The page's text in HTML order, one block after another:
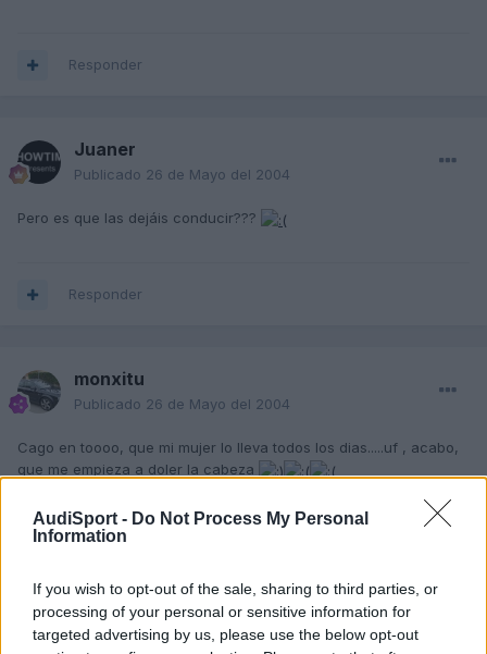
AudiSport - Do Not Process My Personal
Information
If you wish to opt-out of the sale, sharing to third parties, or
processing of your personal or sensitive information for
targeted advertising by us, please use the below opt-out
Responder
Juaner
Publicado 26 de Mayo del 2004
Pero es que las dejáis conducir???
Responder
monxitu
Publicado 26 de Mayo del 2004
Cago en toooo, que mi mujer lo lleva todos los dias.....uf , acabo,
que me empieza a doler la cabeza
Responder
Doctor White